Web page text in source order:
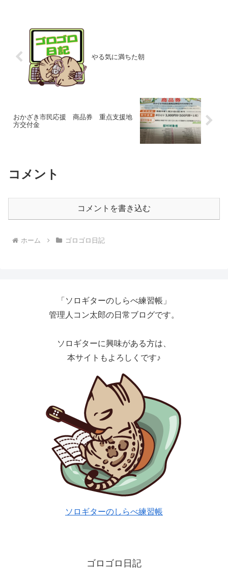
やる気に満ちた朝
おかざき市民応援 商品券 重点支援地
方交付金
コメント
コメントを書き込む
ホーム ゴロゴロ日記
「ソロギターのしらべ練習帳」
管理人コン太郎の日常ブログです。
ソロギターに興味がある方は、
本サイトもよろしくです♪
ソロギターのしらべ練習帳
ゴロゴロ日記